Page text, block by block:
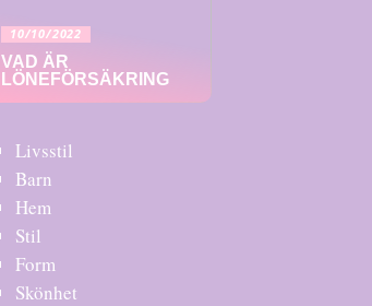
10/10/2022
VAD ÄR
LÖNEFÖRSÄKRING
Livsstil
Barn
Hem
Stil
Form
Skönhet